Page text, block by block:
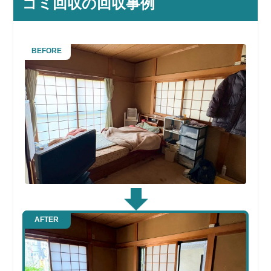
BEFORE
AFTER